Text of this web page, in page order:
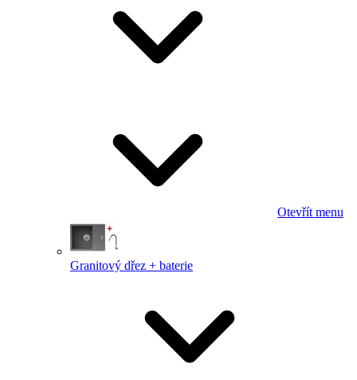
Otevřít menu
Granitový dřez + baterie